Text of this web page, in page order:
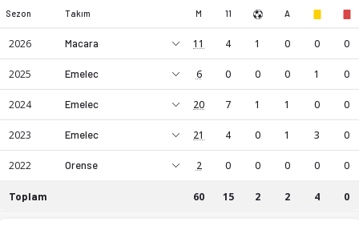
Sezon Takım M 11 A
2026 Macara 11 4 1 0 0 0
2025 Emelec 6 0 0 0 1 0
2024 Emelec 20 7 1 1 0 0
2023 Emelec 21 4 0 1 3 0
2022 Orense 2 0 0 0 0 0
Toplam 60 15 2 2 4 0